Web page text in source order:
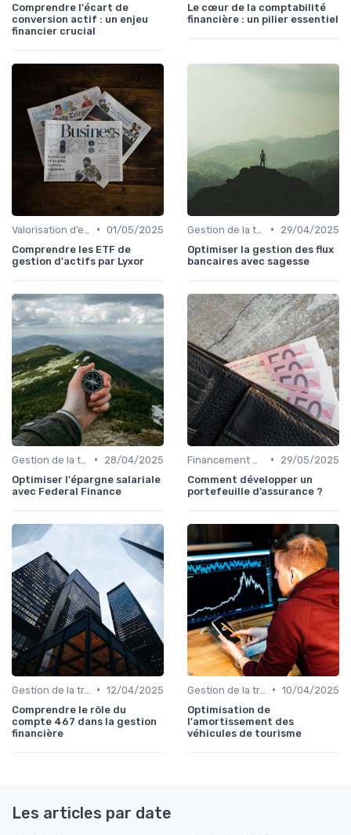
Comprendre l'écart de
conversion actif : un enjeu
financier crucial
Le cœur de la comptabilité
financière : un pilier essentiel
• 01/05/2025
Comprendre les ETF de
gestion d'actifs par Lyxor
•
29/04/2025
Optimiser la gestion des flux
bancaires avec sagesse
•
28/04/2025
Optimiser l'épargne salariale
avec Federal Finance
•
29/05/2025
Comment développer un
portefeuille d’assurance ?
• 12/04/2025
Comprendre le rôle du
compte 467 dans la gestion
financière
• 10/04/2025
Optimisation de
l'amortissement des
véhicules de tourisme
Les articles par date